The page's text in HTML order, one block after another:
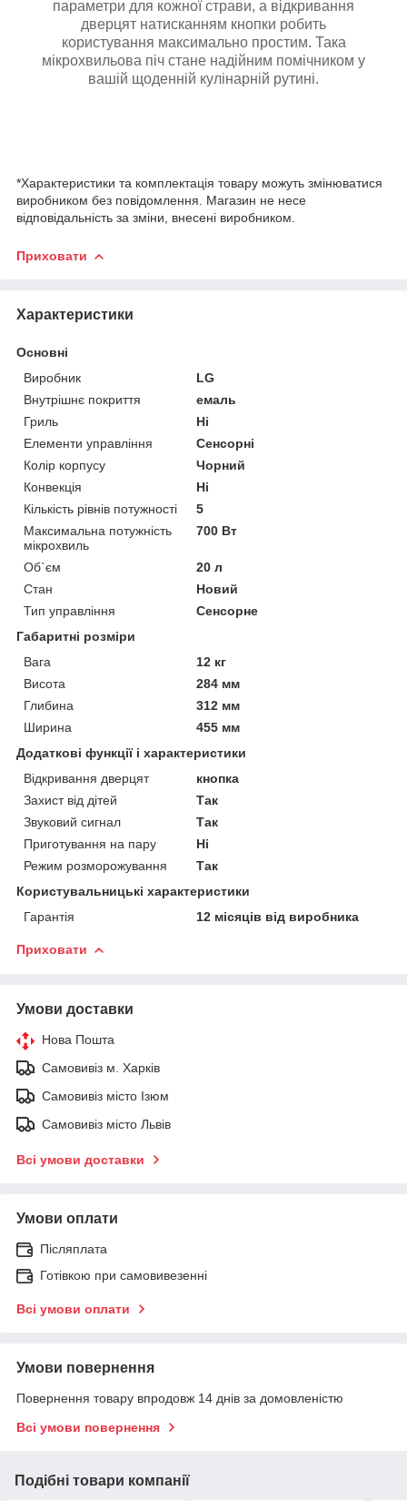
параметри для кожної страви, а відкривання
дверцят натисканням кнопки робить
користування максимально простим. Така
мікрохвильова піч стане надійним помічником у
вашій щоденній кулінарній рутині.
*Характеристики та комплектація товару можуть змінюватися
виробником без повідомлення. Магазин не несе
відповідальність за зміни, внесені виробником.
Приховати
Характеристики
Основні
Виробник
LG
Внутрішнє покриття
емаль
Гриль
Ні
Елементи управління
Сенсорні
Колір корпусу
Чорний
Конвекція
Ні
Кількість рівнів потужності
5
Максимальна потужність
мікрохвиль
700 Вт
Об`єм
20 л
Стан
Новий
Тип управління
Сенсорне
Габаритні розміри
Вага
12 кг
Висота
284 мм
Глибина
312 мм
Ширина
455 мм
Додаткові функції і характеристики
Відкривання дверцят
кнопка
Захист від дітей
Так
Звуковий сигнал
Так
Приготування на пару
Ні
Режим розморожування
Так
Користувальницькі характеристики
Гарантія
12 місяців від виробника
Приховати
Умови доставки
Нова Пошта
Самовивіз м. Харків
Самовивіз місто Ізюм
Самовивіз місто Львів
Всі умови доставки
Умови оплати
Післяплата
Готівкою при самовивезенні
Всі умови оплати
Умови повернення
Повернення товару впродовж 14 днів за домовленістю
Всі умови повернення
Подібні товари компанії